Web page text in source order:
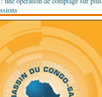
13:10
Média72e anniversaire de la
du commandant Hugo Chávez :
du Venezuela au Congo célèbre